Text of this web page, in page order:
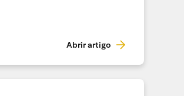
Abrir artigo